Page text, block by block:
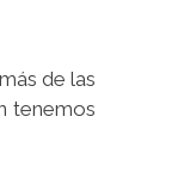
de las
tenemos